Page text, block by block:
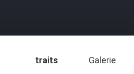
traits Galerie